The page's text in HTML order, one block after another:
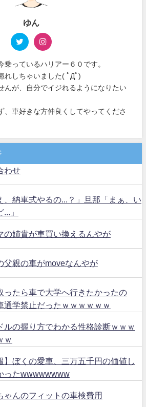
ゆん
乗っているハリアー６０です。
れしちゃいました( ﾟДﾟ)
んが、自分でイジれるようになりたい
、車好きな方仲良くしてやってくださ
わせ
、納車式やるの...？」旦那「まぁ、い
」
の姉貴が車買い換えるんやが
父親の車がmoveなんやが
ったら車で大学へ行きたかったの
通学禁止だったｗｗｗｗｗｗ
ルの握り方でわかる性格診断ｗｗｗ
ｗ
】ぼくの愛車、三万五千円の価値し
ったwwwwwwww
ゃんのフィットの車検費用